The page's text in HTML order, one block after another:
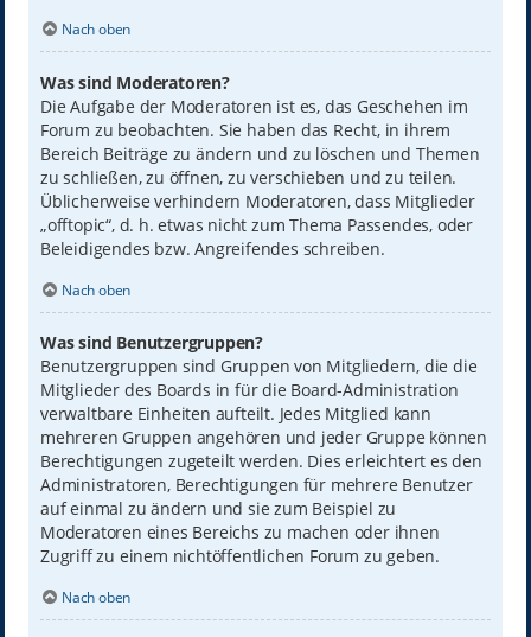
Nach oben
Was sind Moderatoren?
Die Aufgabe der Moderatoren ist es, das Geschehen im
Forum zu beobachten. Sie haben das Recht, in ihrem
Bereich Beiträge zu ändern und zu löschen und Themen
zu schließen, zu öffnen, zu verschieben und zu teilen.
Üblicherweise verhindern Moderatoren, dass Mitglieder
„offtopic“, d. h. etwas nicht zum Thema Passendes, oder
Beleidigendes bzw. Angreifendes schreiben.
Nach oben
Was sind Benutzergruppen?
Benutzergruppen sind Gruppen von Mitgliedern, die die
Mitglieder des Boards in für die Board-Administration
verwaltbare Einheiten aufteilt. Jedes Mitglied kann
mehreren Gruppen angehören und jeder Gruppe können
Berechtigungen zugeteilt werden. Dies erleichtert es den
Administratoren, Berechtigungen für mehrere Benutzer
auf einmal zu ändern und sie zum Beispiel zu
Moderatoren eines Bereichs zu machen oder ihnen
Zugriff zu einem nichtöffentlichen Forum zu geben.
Nach oben